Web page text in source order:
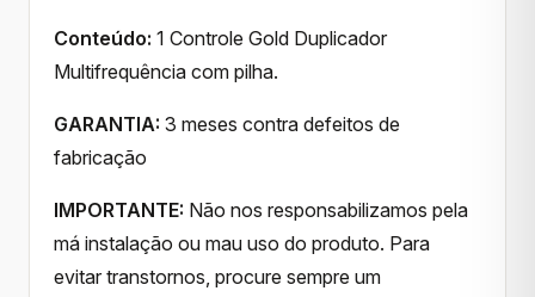
Conteúdo: 1 Controle Gold Duplicador
Multifrequência com pilha.
GARANTIA: 3 meses contra defeitos de
fabricação
IMPORTANTE: Não nos responsabilizamos pela
má instalação ou mau uso do produto. Para
evitar transtornos, procure sempre um